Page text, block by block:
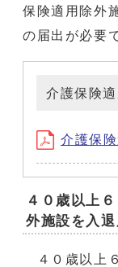
保険適用除外
の届出が必要
介護保険
介護保
４０歳以上
外施設を入
４０歳以上